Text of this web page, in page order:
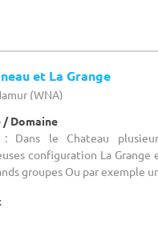
et La Grange
(WNA)
/ Domaine
: Dans le Chateau
configuration La Grange
groupes Ou par exemple